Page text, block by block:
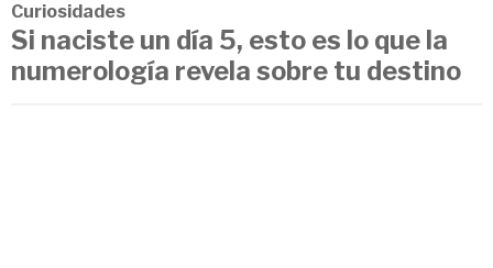
Curiosidades
Si naciste un día 5, esto es lo que la
numerología revela sobre tu destino